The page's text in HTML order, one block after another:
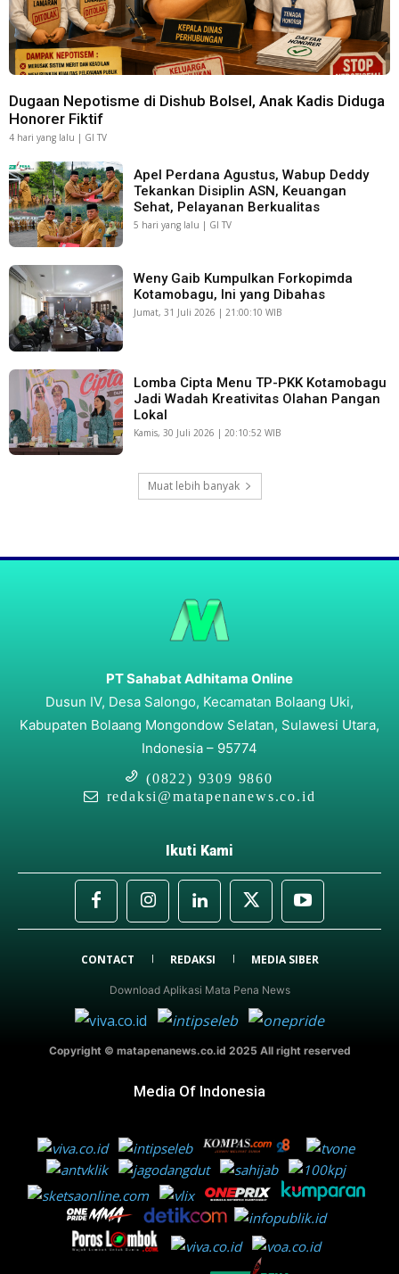
Dugaan Nepotisme di Dishub Bolsel, Anak Kadis Diduga
Honorer Fiktif
4 hari yang lalu | GI TV
Apel Perdana Agustus, Wabup Deddy
Tekankan Disiplin ASN, Keuangan
Sehat, Pelayanan Berkualitas
5 hari yang lalu | GI TV
Weny Gaib Kumpulkan Forkopimda
Kotamobagu, Ini yang Dibahas
Jumat, 31 Juli 2026 | 21:00:10 WIB
Lomba Cipta Menu TP-PKK Kotamobagu
Jadi Wadah Kreativitas Olahan Pangan
Lokal
Kamis, 30 Juli 2026 | 20:10:52 WIB
Muat lebih banyak
PT Sahabat Adhitama Online
Dusun IV, Desa Salongo, Kecamatan Bolaang Uki,
Kabupaten Bolaang Mongondow Selatan, Sulawesi Utara,
Indonesia – 95774
(0822) 9309 9860
redaksi@matapenanews.co.id
Ikuti Kami
CONTACT REDAKSI MEDIA SIBER
Download Aplikasi Mata Pena News
Copyright © matapenanews.co.id 2025 All right reserved
Media Of Indonesia